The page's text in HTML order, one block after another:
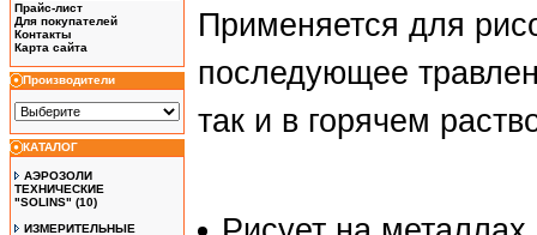
Прайс-лист
Для покупателей
Контакты
Карта сайта
Производители
КАТАЛОГ
АЭРОЗОЛИ
ТЕХНИЧЕСКИЕ
"SOLINS" (10)
ИЗМЕРИТЕЛЬНЫЕ
Применяется для
последующее
так и в горячем